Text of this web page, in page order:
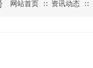
网站首页 ∷ 资讯动态 ∷